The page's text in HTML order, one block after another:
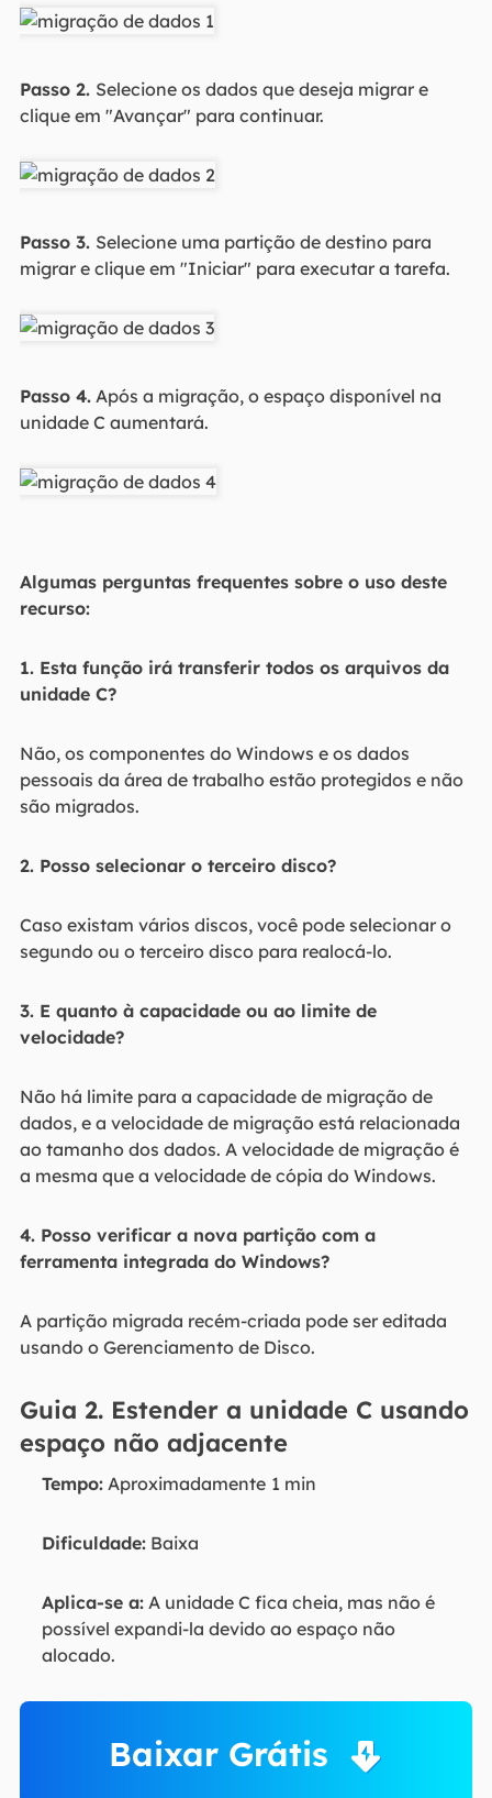
Passo 2. Selecione os dados que deseja migrar e
clique em "Avançar" para continuar.
Passo 3. Selecione uma partição de destino para
migrar e clique em "Iniciar" para executar a tarefa.
Passo 4.Após a migração, o espaço disponível na
unidade C aumentará.
Algumas perguntas frequentes sobre o uso deste
recurso:
1. Esta função irá transferir todos os arquivos da
unidade C?
Não, os componentes do Windows e os dados
pessoais da área de trabalho estão protegidos e não
são migrados.
2. Posso selecionar o terceiro disco?
Caso existam vários discos, você pode selecionar o
segundo ou o terceiro disco para realocá-lo.
3. E quanto à capacidade ou ao limite de
velocidade?
Não há limite para a capacidade de migração de
dados, e a velocidade de migração está relacionada
ao tamanho dos dados. A velocidade de migração é
a mesma que a velocidade de cópia do Windows.
4. Posso verificar a nova partição com a
ferramenta integrada do Windows?
A partição migrada recém-criada pode ser editada
usando o Gerenciamento de Disco.
Guia 2. Estender a unidade C usando
espaço não adjacente
Tempo:Aproximadamente 1 min
Dificuldade:Baixa
Aplica-se a:A unidade C fica cheia, mas não é
possível expandi-la devido ao espaço não
alocado.
Baixar Grátis